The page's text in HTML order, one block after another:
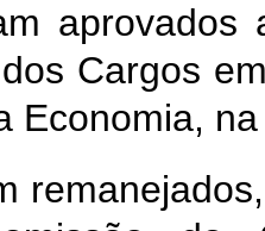
aprovados
Cargos
Economia,